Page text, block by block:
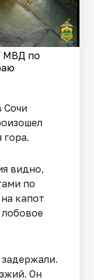
МВД по
Сочи
видно,
по
капот
Он